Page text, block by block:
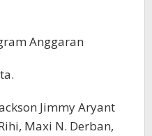
Anggaran
Jimmy Aryant
Maxi N. Derban,